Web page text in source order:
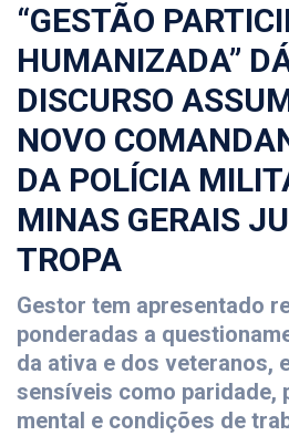
“GESTÃO
HUMANIZADA”
DISCURSO
NOVO
DA POLÍCIA
MINAS GERAIS
TROPA
Gestor tem apresentado
ponderadas a
da ativa e dos veteranos,
sensíveis como paridade,
mental e condições de